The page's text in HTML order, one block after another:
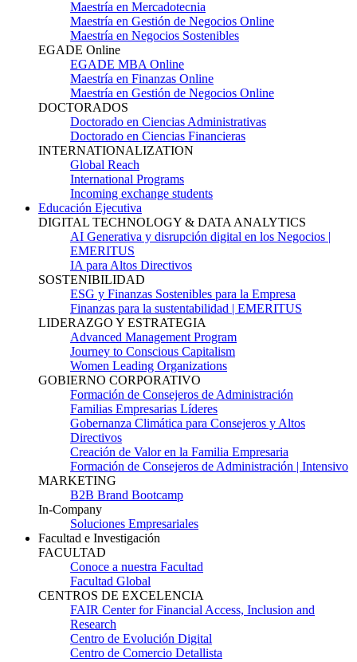
Maestría en Mercadotecnia
Maestría en Gestión de Negocios Online
Maestría en Negocios Sostenibles
EGADE Online
EGADE MBA Online
Maestría en Finanzas Online
Maestría en Gestión de Negocios Online
DOCTORADOS
Doctorado en Ciencias Administrativas
Doctorado en Ciencias Financieras
INTERNATIONALIZATION
Global Reach
International Programs
Incoming exchange students
Educación Ejecutiva
DIGITAL TECHNOLOGY & DATA ANALYTICS
AI Generativa y disrupción digital en los Negocios |
EMERITUS
IA para Altos Directivos
SOSTENIBILIDAD
ESG y Finanzas Sostenibles para la Empresa
Finanzas para la sustentabilidad | EMERITUS
LIDERAZGO Y ESTRATEGIA
Advanced Management Program
Journey to Conscious Capitalism
Women Leading Organizations
GOBIERNO CORPORATIVO
Formación de Consejeros de Administración
Familias Empresarias Líderes
Gobernanza Climática para Consejeros y Altos
Directivos
Creación de Valor en la Familia Empresaria
Formación de Consejeros de Administración | Intensivo
MARKETING
B2B Brand Bootcamp
In-Company
Soluciones Empresariales
Facultad e Investigación
FACULTAD
Conoce a nuestra Facultad
Facultad Global
CENTROS DE EXCELENCIA
FAIR Center for Financial Access, Inclusion and
Research
Centro de Evolución Digital
Centro de Comercio Detallista